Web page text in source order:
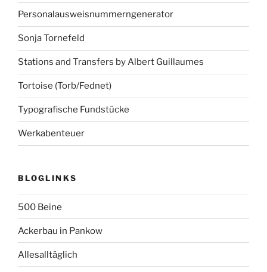
Personalausweisnummerngenerator
Sonja Tornefeld
Stations and Transfers by Albert Guillaumes
Tortoise (Torb/Fednet)
Typografische Fundstücke
Werkabenteuer
BLOGLINKS
500 Beine
Ackerbau in Pankow
Allesalltäglich